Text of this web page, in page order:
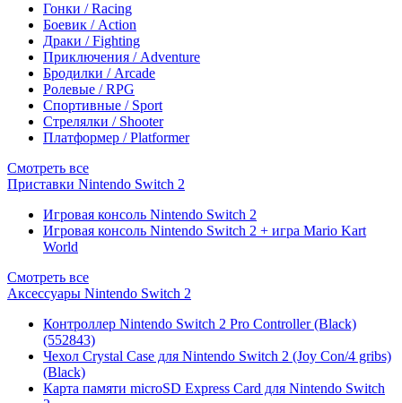
Гонки / Racing
Боевик / Action
Драки / Fighting
Приключения / Adventure
Бродилки / Arcade
Ролевые / RPG
Спортивные / Sport
Стрелялки / Shooter
Платформер / Platformer
Смотреть все
Приставки Nintendo Switch 2
Игровая консоль Nintendo Switch 2
Игровая консоль Nintendo Switch 2 + игра Mario Kart
World
Смотреть все
Аксессуары Nintendo Switch 2
Контроллер Nintendo Switch 2 Pro Controller (Black)
(552843)
Чехол Сrystal Сase для Nintendo Switch 2 (Joy Con/4 gribs)
(Black)
Карта памяти microSD Express Card для Nintendo Switch